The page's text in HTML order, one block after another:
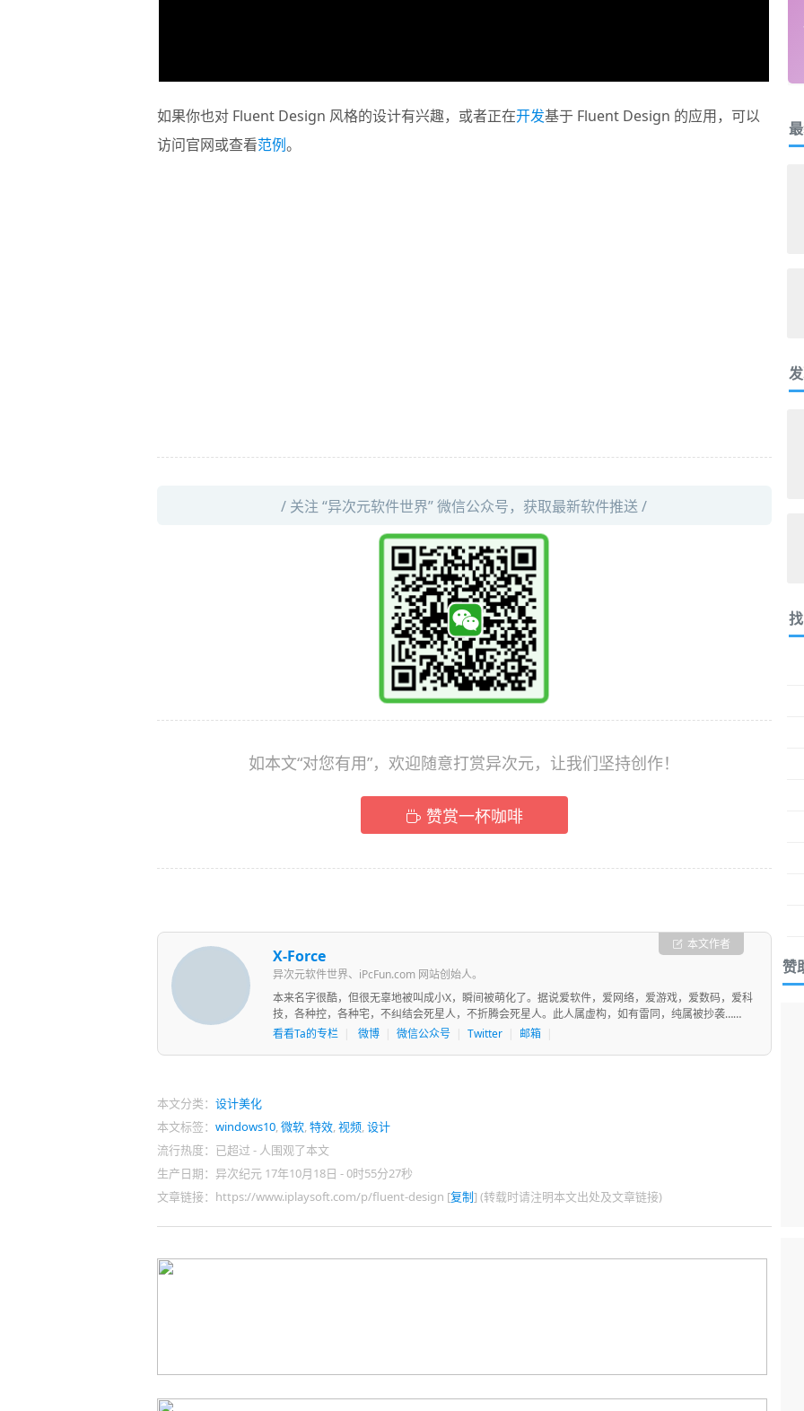
如果你也对 Fluent Design 风格的设计有兴趣，或者正在开发基于 Fluent Design 的应用，可以
访问官网或查看范例。
/ 关注 “异次元软件世界” 微信公众号，获取最新软件推送 /
如本文“对您有用”，欢迎随意打赏异次元，让我们坚持创作！
赞赏一杯咖啡
X-Force
异次元软件世界、iPcFun.com 网站创始人。
本来名字很酷，但很无辜地被叫成小X，瞬间被萌化了。据说爱软件，爱网络，爱游戏，爱数码，爱科
技，各种控，各种宅，不纠结会死星人，不折腾会死星人。此人属虚构，如有雷同，纯属被抄袭……
看看Ta的专栏| 微博| 微信公众号| Twitter| 邮箱|
本文作者
本文分类： 设计美化
本文标签： windows10,微软,特效,视频,设计
流行热度：已超过 -人围观了本文
生产日期：异次纪元 17年10月18日 - 0时55分27秒
文章链接：https://www.iplaysoft.com/p/fluent-design [复制] (转载时请注明本文出处及文章链接)
赞